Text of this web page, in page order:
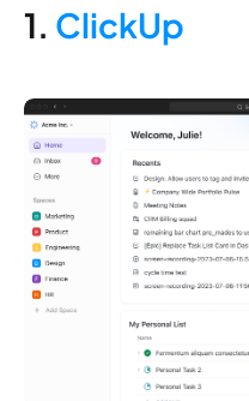
1. ClickUp